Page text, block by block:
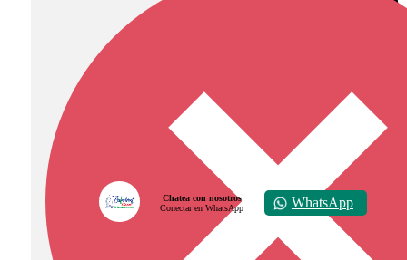
Chatea con nosotros
Conectar en WhatsApp
WhatsApp